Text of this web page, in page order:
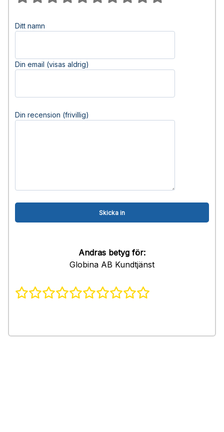
Ditt namn
Din email (visas aldrig)
Din recension (frivillig)
Andras betyg för:
Globina AB Kundtjänst